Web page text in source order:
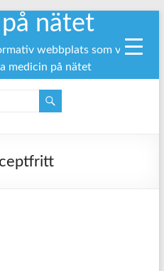
nätet
webbplats som visar
medicin på nätet